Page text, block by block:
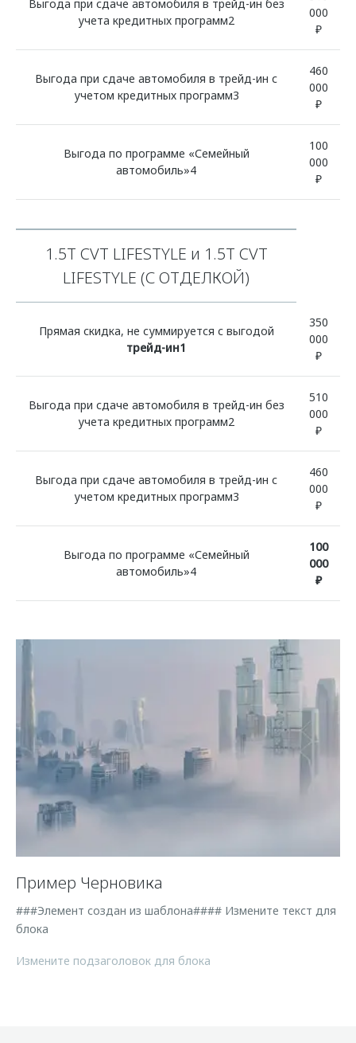
Выгода при сдаче автомобиля в трейд-ин без
учета кредитных программ2
000
₽
Выгода при сдаче автомобиля в трейд-ин с
учетом кредитных программ3
460
000
₽
Выгода по программе «Семейный
автомобиль»4
100
000
₽
1.5T CVT LIFESTYLE и 1.5T CVT
LIFESTYLE (С ОТДЕЛКОЙ)
Прямая скидка, не суммируется с выгодой
трейд-ин1
350
000
₽
Выгода при сдаче автомобиля в трейд-ин без
учета кредитных программ2
510
000
₽
Выгода при сдаче автомобиля в трейд-ин с
учетом кредитных программ3
460
000
₽
Выгода по программе «Семейный
автомобиль»4
100
000
₽
Пример Черновика
###Элемент создан из шаблона#### Измените текст для
блока
Измените подзаголовок для блока